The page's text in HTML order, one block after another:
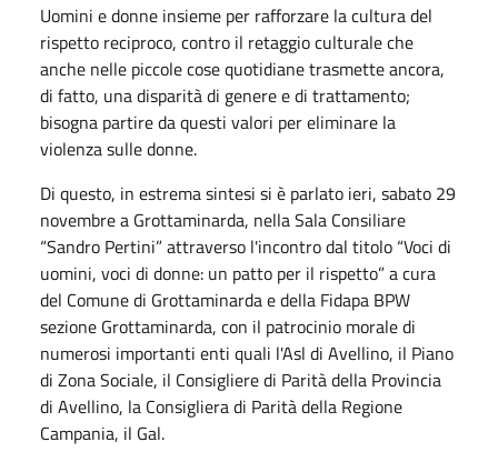
Uomini e donne insieme per rafforzare la cultura del
rispetto reciproco, contro il retaggio culturale che
anche nelle piccole cose quotidiane trasmette ancora,
di fatto, una disparità di genere e di trattamento;
bisogna partire da questi valori per eliminare la
violenza sulle donne.
Di questo, in estrema sintesi si è parlato ieri, sabato 29
novembre a Grottaminarda, nella Sala Consiliare
“Sandro Pertini” attraverso l'incontro dal titolo “Voci di
uomini, voci di donne: un patto per il rispetto” a cura
del Comune di Grottaminarda e della Fidapa BPW
sezione Grottaminarda, con il patrocinio morale di
numerosi importanti enti quali l'Asl di Avellino, il Piano
di Zona Sociale, il Consigliere di Parità della Provincia
di Avellino, la Consigliera di Parità della Regione
Campania, il Gal.